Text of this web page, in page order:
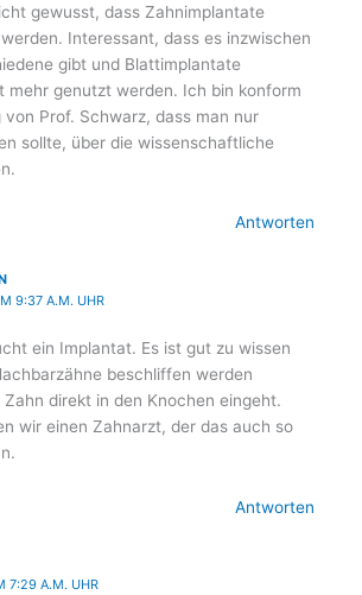
gewusst, dass Zahnimplantate
Interessant, dass es inzwischen
gibt und Blattimplantate
mehr genutzt werden. Ich bin konform
von Prof. Schwarz, dass man nur
sollte, über die wissenschaftliche
Antworten
9:37 A.M. UHR
ein Implantat. Es ist gut zu wissen
beschliffen werden
Zahn direkt in den Knochen eingeht.
wir einen Zahnarzt, der das auch so
Antworten
7:29 A.M. UHR